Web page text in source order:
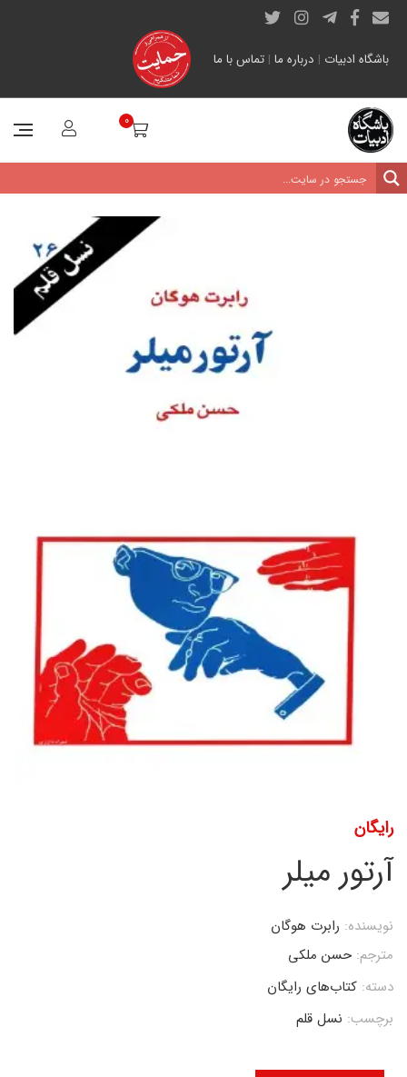
باشگاه ادبیات | درباره ما | تماس با ما
0
رایگان
آرتور میلر
نویسنده: رابرت هوگان
مترجم: حسن ملکی
دسته: کتاب‌های رایگان
برچسب: نسل قلم